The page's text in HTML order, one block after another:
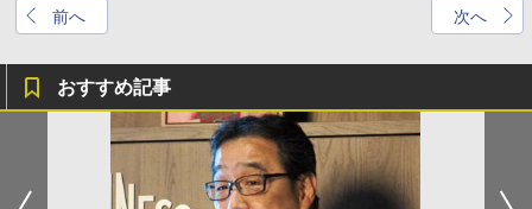
前へ 次へ
おすすめ記事